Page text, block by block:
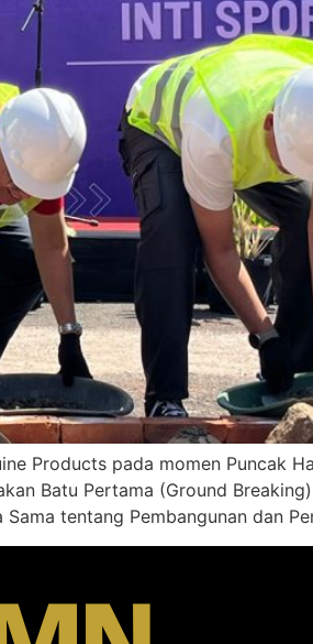
Products pada momen Puncak
Batu Pertama (Ground
tentang Pembangunan dan